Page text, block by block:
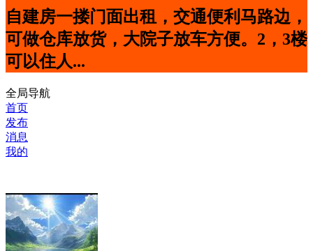
自建房一搂门面出租，交通便利马路边，
可做仓库放货，大院子放车方便。2，3楼
可以住人...
全局导航
首页
发布
消息
我的